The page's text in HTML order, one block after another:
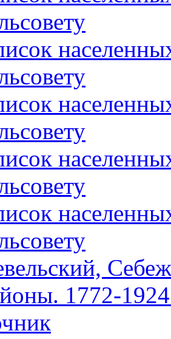
1772-1924